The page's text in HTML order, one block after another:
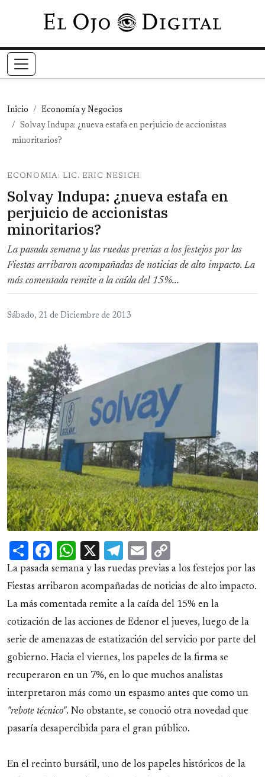
Pasar al contenido principal
Inicio
Economía y Negocios
Solvay Indupa: ¿nueva estafa en perjuicio de accionistas
minoritarios?
ECONOMIA: LIC. ERIC NESICH
Solvay Indupa: ¿nueva estafa en
perjuicio de accionistas
minoritarios?
La pasada semana y las ruedas previas a los festejos por las
Fiestas arribaron acompañadas de noticias de alto impacto. La
más comentada remite a la caída del 15%...
Sábado, 21 de Diciembre de 2013
ShareFacebook
WhatsApp
X Telegram
Email
Link
La pasada semana y las ruedas previas a los festejos por las
Fiestas arribaron acompañadas de noticias de alto impacto.
La más comentada remite a la caída del 15% en la
cotización de las acciones de Edenor el jueves, luego de la
serie de amenazas de estatización del servicio por parte del
gobierno. Hacia el viernes, los papeles de la firma se
recuperaron en un 7%, en lo que muchos analistas
interpretaron más como un espasmo antes que como un
"rebote técnico". No obstante, se conoció otra novedad que
pasaría desapercibida para el gran público.
En el recinto bursátil, uno de los papeles históricos de la